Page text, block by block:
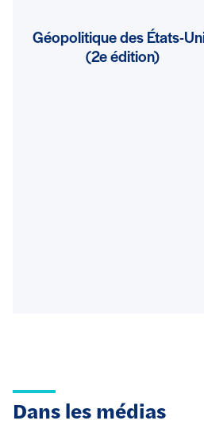
Géopolitique des États-
(2e édition)
Dans les médias